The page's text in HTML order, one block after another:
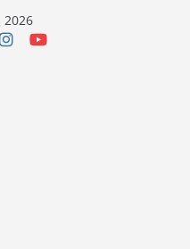
2026